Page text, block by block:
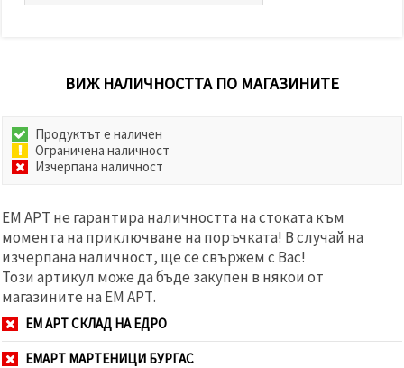
ВИЖ НАЛИЧНОСТТА ПО МАГАЗИНИТЕ
Продуктът е наличен
Ограничена наличност
Изчерпана наличност
ЕМ АРТ не гарантира наличността на стоката към
момента на приключване на поръчката! В случай на
изчерпана наличност, ще се свържем с Вас!
Този артикул може да бъде закупен в някои от
магазините на ЕМ АРТ.
ЕМ АРТ СКЛАД НА ЕДРО
ЕМАРТ МАРТЕНИЦИ БУРГАС